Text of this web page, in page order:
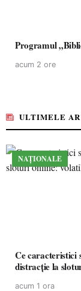
Programul
acum 2 ore
ULTIMELE
NAȚIONALE
Ce caracteristici
distracție la
acum 1 ora